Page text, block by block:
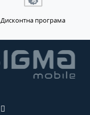
Дисконтна програма